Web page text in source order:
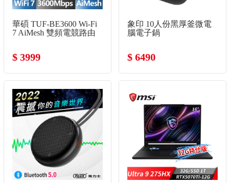
華碩 TUF-BE3600 Wi-Fi
7 AiMesh 雙頻電競路由
$ 3999
象印 10人份黑厚釜微電
腦電子鍋
$ 6490